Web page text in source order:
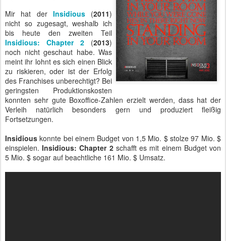
Mir hat der Insidious(2011)
nicht so zugesagt, weshalb ich
bis heute den zweiten Teil
Insidious: Chapter 2 (2013)
noch nicht geschaut habe. Was
meint ihr lohnt es sich einen Blick
zu riskieren, oder ist der Erfolg
des Franchises unberechtigt? Bei
geringsten Produktionskosten
konnten sehr gute Boxoffice-Zahlen erzielt werden, dass hat der
Verleih natürlich besonders gern und produziert fleißig
Fortsetzungen.
Insidious konnte bei einem Budget von 1,5 Mio. $ stolze 97 Mio. $
einspielen.Insidious: Chapter 2schafft es mit einem Budget von
5 Mio. $ sogar auf beachtliche 161 Mio. $ Umsatz.